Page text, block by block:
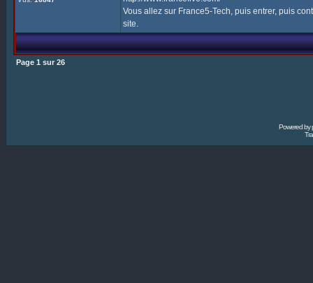
Vous allez sur France5-Tech, puis entrer, puis
site.
Page 1 sur 26
Powered by